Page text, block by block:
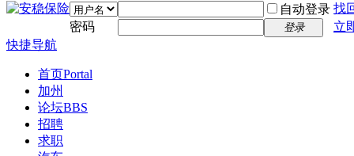
自动登录 找
密码
登录
立
快捷导航
首页Portal
加州
论坛BBS
招聘
求职